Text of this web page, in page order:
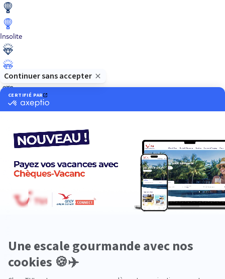
Insolite
Luxe
Neige
Plongée
Premium